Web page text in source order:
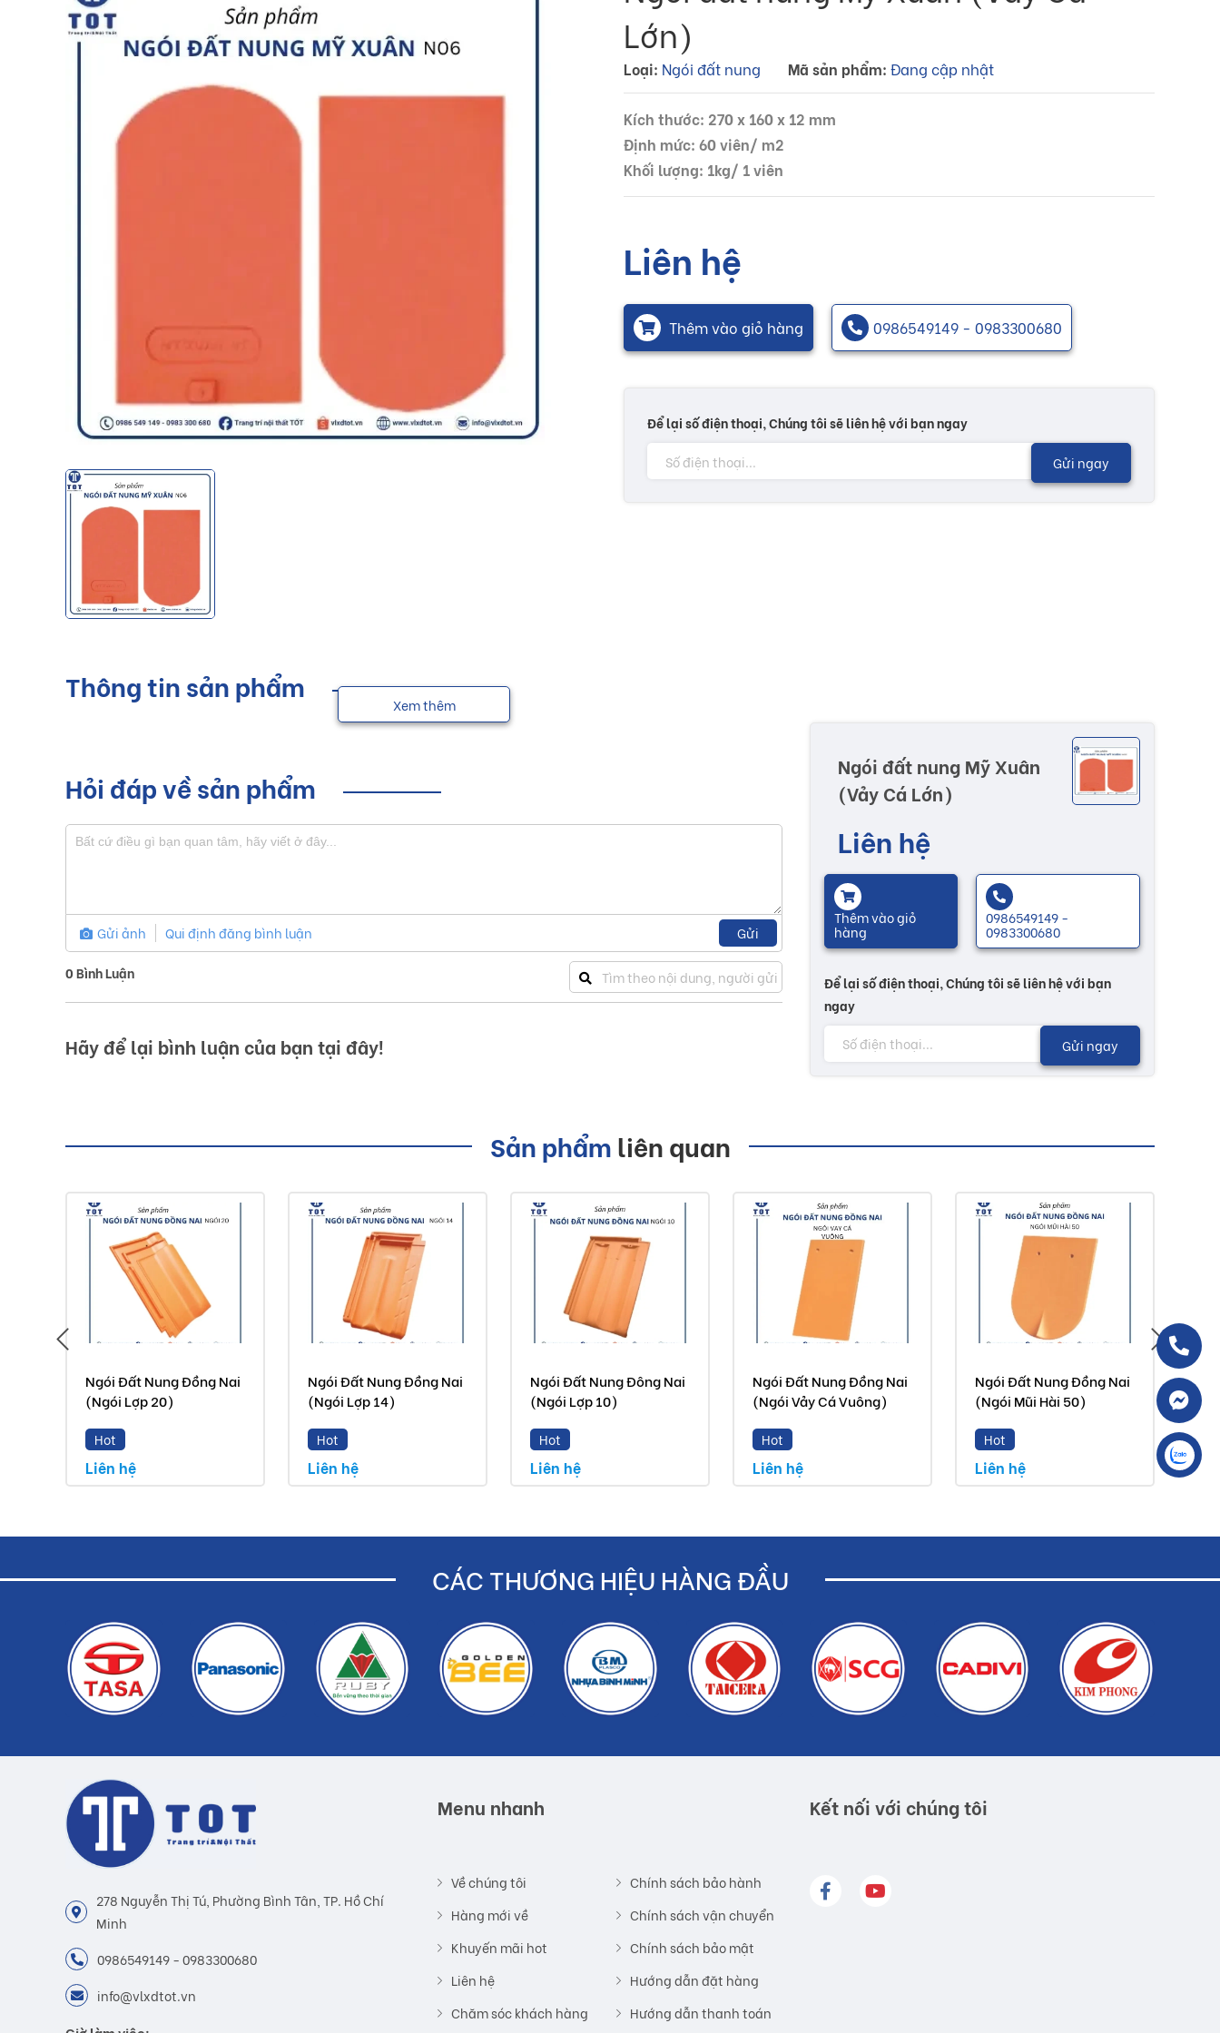
Lớn)
Loại: Ngói đất nung Mã sản phẩm: Đang cập nhật
Kích thước: 270 x 160 x 12 mm
Định mức: 60 viên/ m2
Khối lượng: 1kg/ 1 viên
Liên hệ
Thêm vào giỏ hàng 0986549149 - 0983300680
Để lại số điện thoại, Chúng tôi sẽ liên hệ với bạn ngay
Gửi ngay
Thông tin sản phẩm
Xem thêm
Hỏi đáp về sản phẩm
Gửi ảnh Qui định đăng bình luận Gửi
0Bình Luận
Hãy để lại bình luận của bạn tại đây!
Ngói đất nung Mỹ Xuân
(Vảy Cá Lớn)
Liên hệ
Thêm vào giỏ
hàng
0986549149 -
0983300680
Để lại số điện thoại, Chúng tôi sẽ liên hệ với bạn
ngay
Gửi ngay
Sản phẩm liên quan
Ngói Đất Nung Đồng Nai
(Ngói Lợp 20)
Hot
Liên hệ
Ngói Đất Nung Đồng Nai
(Ngói Lợp 14)
Hot
Liên hệ
Ngói Đất Nung Đông Nai
(Ngói Lợp 10)
Hot
Liên hệ
Ngói Đất Nung Đồng Nai
(Ngói Vảy Cá Vuông)
Hot
Liên hệ
Ngói Đất Nung Đồng Nai
(Ngói Mũi Hài 50)
Hot
Liên hệ
CÁC THƯƠNG HIỆU HÀNG ĐẦU
278 Nguyễn Thị Tú, Phường Bình Tân, TP. Hồ Chí
Minh
0986549149 - 0983300680
info@vlxdtot.vn
Menu nhanh
Về chúng tôi
Hàng mới về
Khuyến mãi hot
Liên hệ
Chăm sóc khách hàng
Chính sách bảo hành
Chính sách vận chuyển
Chính sách bảo mật
Hướng dẫn đặt hàng
Hướng dẫn thanh toán
Kết nối với chúng tôi